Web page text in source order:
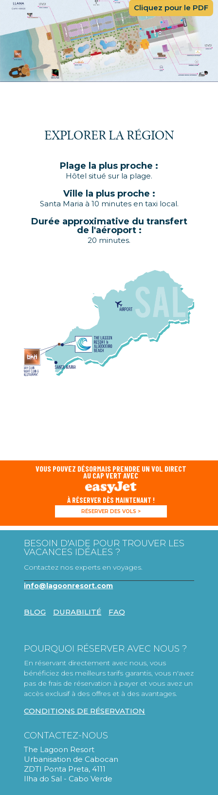
EXPLORER LA RÉGION
Hôtel situé sur la plage.
Durée approximative du transfert
de l'aéroport :
20 minutes.
RÉSERVER DES VOLS >
BESOIN D'AIDE POUR TROUVER LES
VACANCES IDÉALES ?
Contactez nos experts en voyages.
info@lagoonresort.com
BLOG DURABILITÉ FAQ
En réservant directement avec nous, vous
accès exclusif à des offres et à des avantages.
CONDITIONS DE RÉSERVATION
CONTACTEZ-NOUS
Urbanisation de Cabocan
Ilha do Sal - Cabo Verde
Dunas Resort :+238 242 2340
Sol Dunas Family Fun :+238 242 2340
Llana Resort :+238 242 4250